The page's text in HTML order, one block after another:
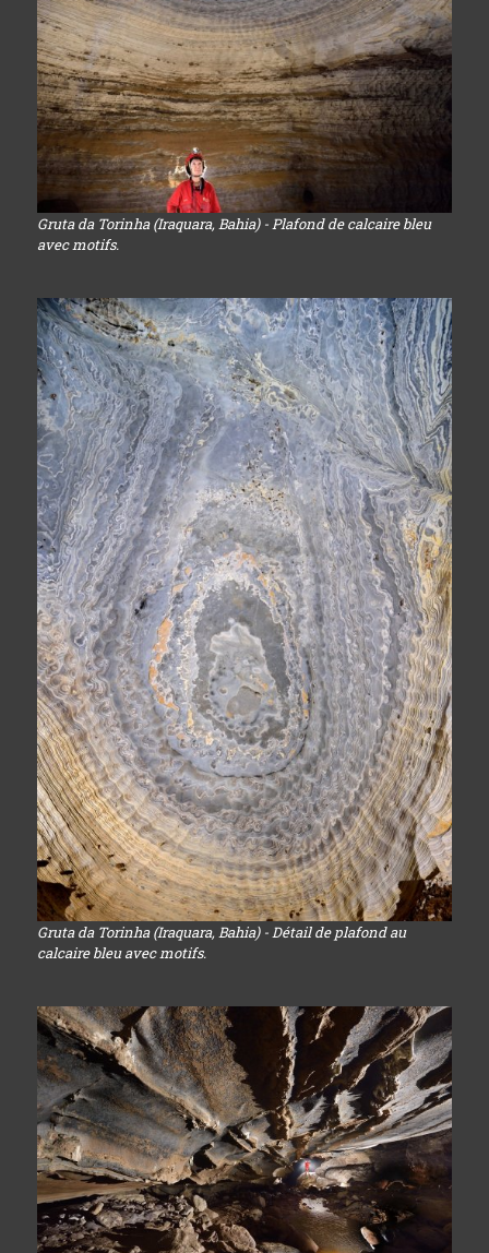
Gruta da Torinha (Iraquara, Bahia) - Plafond de calcaire bleu
avec motifs.
Gruta da Torinha (Iraquara, Bahia) - Détail de plafond au
calcaire bleu avec motifs.